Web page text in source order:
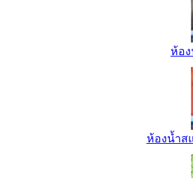
ห้อ
ห้องน้ำส